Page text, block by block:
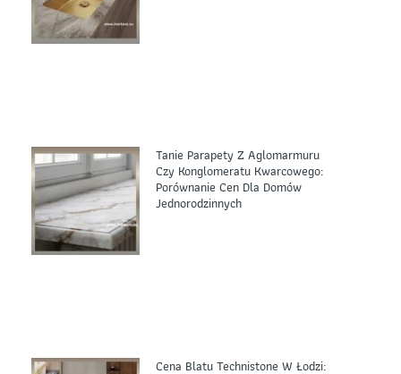
Tanie Parapety Z Aglomarmuru
Czy Konglomeratu Kwarcowego:
Porównanie Cen Dla Domów
Jednorodzinnych
Cena Blatu Technistone W Łodzi: